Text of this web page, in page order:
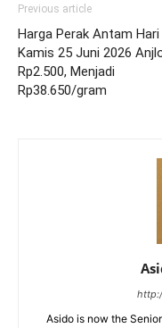
Previous article
Harga Perak Antam Hari
Kamis 25 Juni 2026
Rp2.500, Menjadi
Rp38.650/gram
Asido is now the